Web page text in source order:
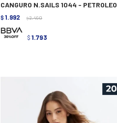
CANGURO N.SAILS 1044 - PETROLEO
$ 1.992 $ 2.490
$ 1.793